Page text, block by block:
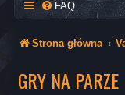
FAQ
Strona główna
GRY NA PARZE